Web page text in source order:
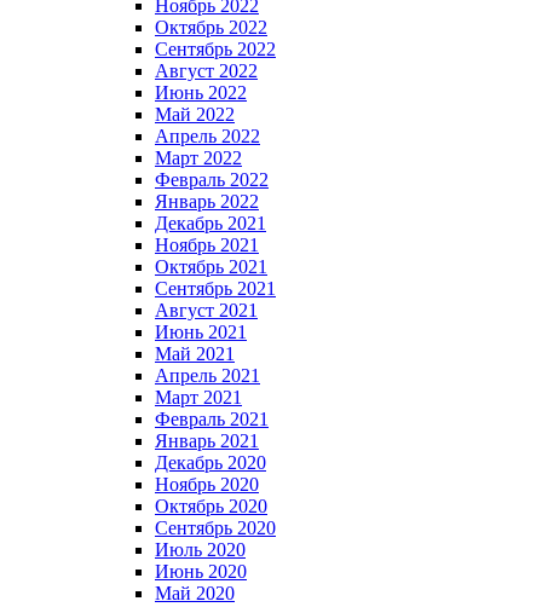
Ноябрь 2022
Октябрь 2022
Сентябрь 2022
Август 2022
Июнь 2022
Май 2022
Апрель 2022
Март 2022
Февраль 2022
Январь 2022
Декабрь 2021
Ноябрь 2021
Октябрь 2021
Сентябрь 2021
Август 2021
Июнь 2021
Май 2021
Апрель 2021
Март 2021
Февраль 2021
Январь 2021
Декабрь 2020
Ноябрь 2020
Октябрь 2020
Сентябрь 2020
Июль 2020
Июнь 2020
Май 2020